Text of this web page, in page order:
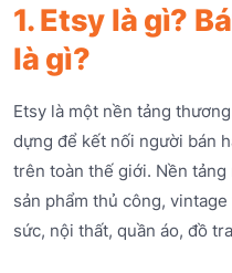
1. Etsy là gì?
là gì?
Etsy là một nền tảng
dựng để kết nối người bán
trên toàn thế giới. Nền
sản phẩm thủ công,
sức, nội thất, quần áo, đồ